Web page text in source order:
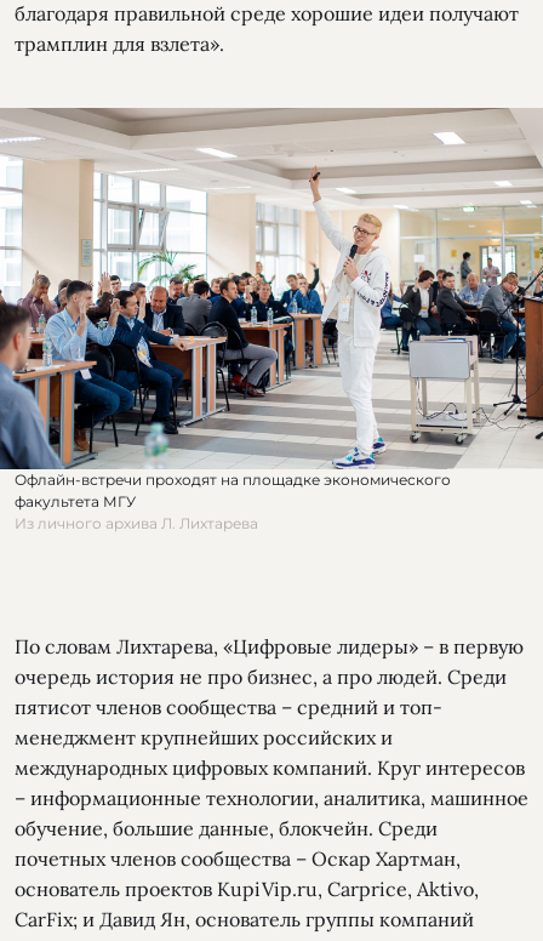
благодаря правильной среде хорошие идеи получают
трамплин для взлета».
Офлайн-встречи проходят на площадке экономического
факультета МГУ
Из личного архива Л. Лихтарева
По словам Лихтарева, «Цифровые лидеры» – в первую
очередь история не про бизнес, а про людей. Среди
пятисот членов сообщества – средний и топ-
менеджмент крупнейших российских и
международных цифровых компаний. Круг интересов
– информационные технологии, аналитика, машинное
обучение, большие данные, блокчейн. Среди
почетных членов сообщества – Оскар Хартман,
основатель проектов KupiVip.ru, Carprice, Aktivо,
CarFix; и Давид Ян, основатель группы компаний